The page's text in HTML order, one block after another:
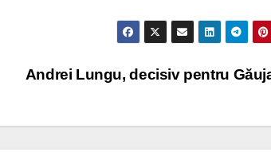
Andrei Lungu, decisiv pentru